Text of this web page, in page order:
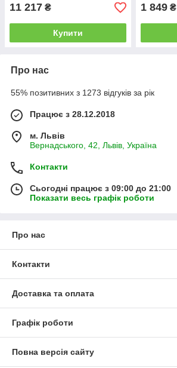
11 217 ₴
Купити
1 849 ₴
Про нас
55% позитивних з 1273 відгуків за рік
Працює з 28.12.2018
м. Львів
Вернадського, 42, Львів, Україна
Контакти
Сьогодні працює з 09:00 до 21:00
Показати весь графік роботи
Про нас
Контакти
Доставка та оплата
Графік роботи
Повна версія сайту